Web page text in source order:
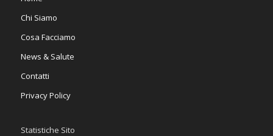
Chi Siamo
Cosa Facciamo
News & Salute
Contatti
Privacy Policy
Statistiche Sito